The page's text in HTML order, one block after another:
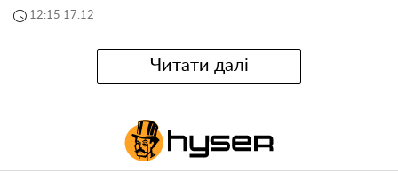
12:15 17.12
Читати далі